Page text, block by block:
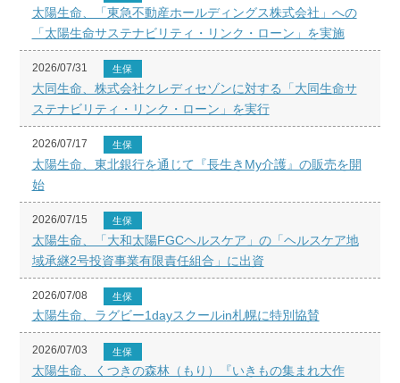
太陽生命、「東急不動産ホールディングス株式会社」への
「太陽生命サステナビリティ・リンク・ローン」を実施
2026/07/31 生保
大同生命、株式会社クレディセゾンに対する「大同生命サ
ステナビリティ・リンク・ローン」を実行
2026/07/17 生保
太陽生命、東北銀行を通じて『長生きMy介護』の販売を開
始
2026/07/15 生保
太陽生命、「大和太陽FGCヘルスケア」の「ヘルスケア地
域承継2号投資事業有限責任組合」に出資
2026/07/08 生保
太陽生命、ラグビー1dayスクールin札幌に特別協賛
2026/07/03 生保
太陽生命、くつきの森林（もり）『いきもの集まれ大作